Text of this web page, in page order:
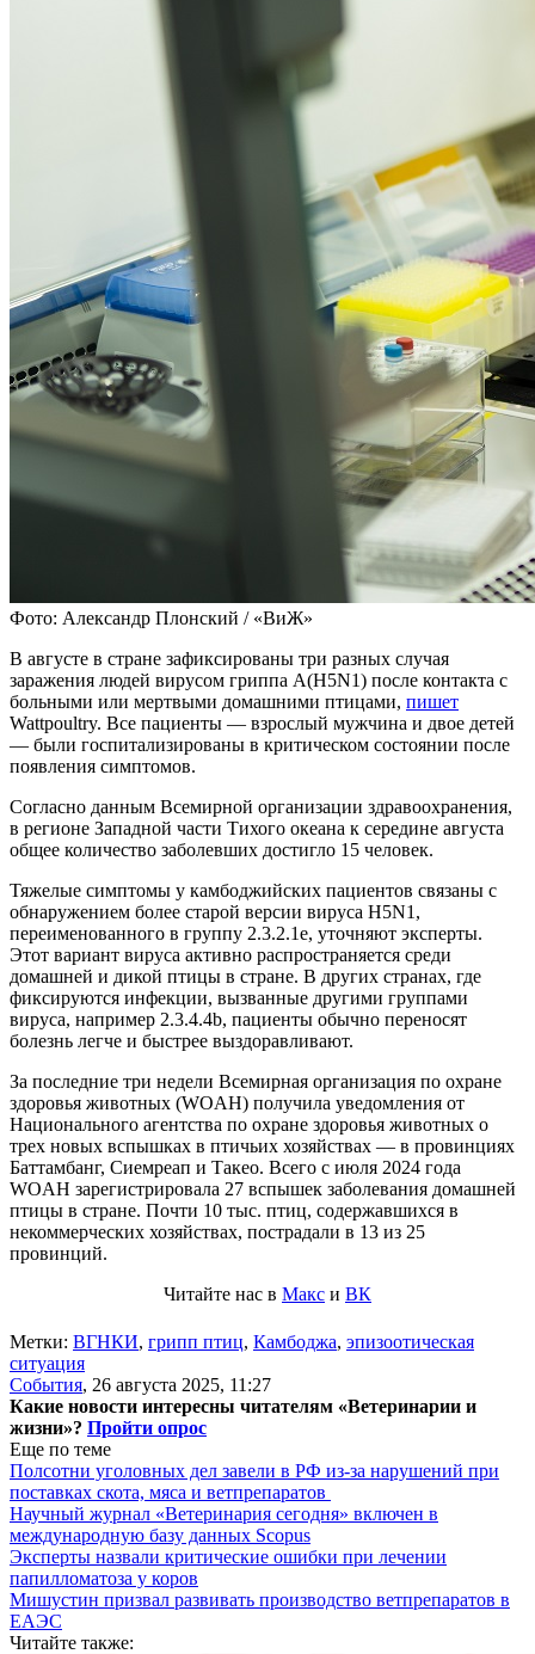
Фото: Александр Плонский / «ВиЖ»
В августе в стране зафиксированы три разных случая
заражения людей вирусом гриппа A(H5N1) после контакта с
больными или мертвыми домашними птицами, пишет
Wattpoultry. Все пациенты — взрослый мужчина и двое детей
— были госпитализированы в критическом состоянии после
появления симптомов.
Согласно данным Всемирной организации здравоохранения,
в регионе Западной части Тихого океана к середине августа
общее количество заболевших достигло 15 человек.
Тяжелые симптомы у камбоджийских пациентов связаны с
обнаружением более старой версии вируса H5N1,
переименованного в группу 2.3.2.1e, уточняют эксперты.
Этот вариант вируса активно распространяется среди
домашней и дикой птицы в стране. В других странах, где
фиксируются инфекции, вызванные другими группами
вируса, например 2.3.4.4b, пациенты обычно переносят
болезнь легче и быстрее выздоравливают.
За последние три недели Всемирная организация по охране
здоровья животных (WOAH) получила уведомления от
Национального агентства по охране здоровья животных о
трех новых вспышках в птичьих хозяйствах — в провинциях
Баттамбанг, Сиемреап и Такео. Всего с июля 2024 года
WOAH зарегистрировала 27 вспышек заболевания домашней
птицы в стране. Почти 10 тыс. птиц, содержавшихся в
некоммерческих хозяйствах, пострадали в 13 из 25
провинций.
Читайте нас в Макс и ВК
Метки: ВГНКИ, грипп птиц, Камбоджа, эпизоотическая
ситуация
События, 26 августа 2025, 11:27
Какие новости интересны читателям «Ветеринарии и
жизни»? Пройти опрос
Еще по теме
Полсотни уголовных дел завели в РФ из-за нарушений при
поставках скота, мяса и ветпрепаратов
Научный журнал «Ветеринария сегодня» включен в
международную базу данных Scopus
Эксперты назвали критические ошибки при лечении
папилломатоза у коров
Мишустин призвал развивать производство ветпрепаратов в
ЕАЭС
Читайте также: